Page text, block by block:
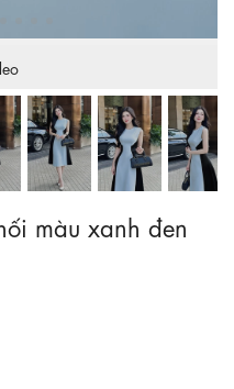
màu xanh đen